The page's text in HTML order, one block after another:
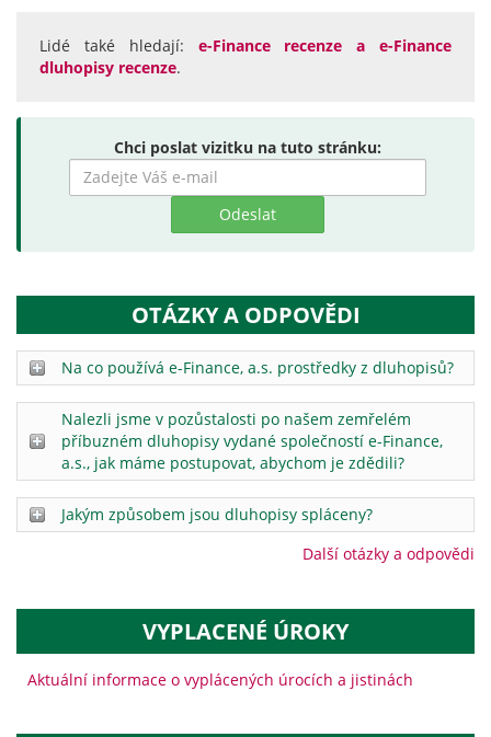
Lidé také hledají: e-Finance recenze a e-Finance
dluhopisy recenze.
Chci poslat vizitku na tuto stránku:
Zadejte
hledaný
OTÁZKY A ODPOVĚDI
Na co používá e-Finance, a.s. prostředky z dluhopisů?
Nalezli jsme v pozůstalosti po našem zemřelém
příbuzném dluhopisy vydané společností e-Finance,
a.s., jak máme postupovat, abychom je zdědili?
Jakým způsobem jsou dluhopisy spláceny?
Další otázky a odpovědi
VYPLACENÉ ÚROKY
Aktuální informace o vyplácených úrocích a jistinách